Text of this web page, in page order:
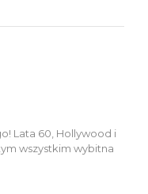
Lata 60, Hollywood i
wszystkim wybitna